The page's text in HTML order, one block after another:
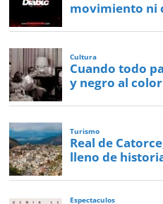
movimiento ni
Cultura
Cuando todo
y negro al color
Turismo
Real de
lleno de
Espectaculos